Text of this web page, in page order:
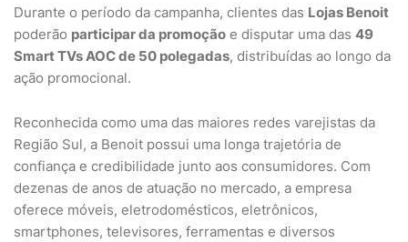
Durante o período da campanha, clientes das Lojas Benoit
poderão participar da promoção e disputar uma das 49
Smart TVs AOC de 50 polegadas, distribuídas ao longo da
ação promocional.
Reconhecida como uma das maiores redes varejistas da
Região Sul, a Benoit possui uma longa trajetória de
confiança e credibilidade junto aos consumidores. Com
dezenas de anos de atuação no mercado, a empresa
oferece móveis, eletrodomésticos, eletrônicos,
smartphones, televisores, ferramentas e diversos